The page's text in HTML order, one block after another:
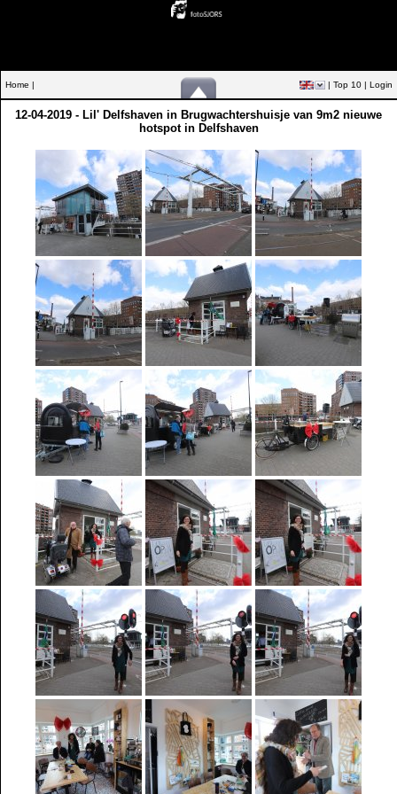
Home | | Top 10 | Login
12-04-2019 - Lil' Delfshaven in Brugwachtershuisje van 9m2 nieuwe
hotspot in Delfshaven